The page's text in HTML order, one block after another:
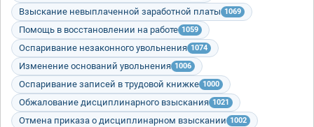
Взыскание невыплаченной заработной платы 1069
Помощь в восстановлении на работе 1059
Оспаривание незаконного увольнения 1074
Изменение оснований увольнения 1006
Оспаривание записей в трудовой книжке 1000
Обжалование дисциплинарного взыскания 1021
Отмена приказа о дисциплинарном взыскании 1002